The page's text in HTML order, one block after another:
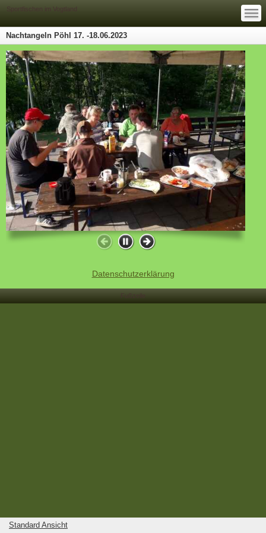
Sportfischen im Vogtland —
—
—
Nachtangeln Pöhl 17. -18.06.2023
Datenschutzerklärung
Fußzeile
Standard Ansicht